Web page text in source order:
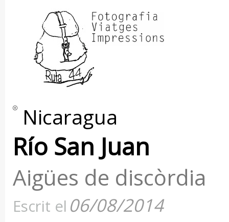
Nicaragua
Río San Juan
Aigües de discòrdia
Escrit el 06/08/2014